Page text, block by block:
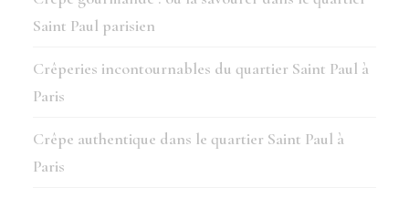
Saint Paul parisien
Crêperies incontournables du quartier Saint Paul à
Paris
Crêpe authentique dans le quartier Saint Paul à
Paris